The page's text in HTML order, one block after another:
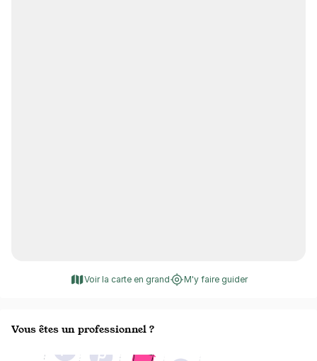
Voir la carte en grand M'y faire guider
Vous êtes un professionnel ?